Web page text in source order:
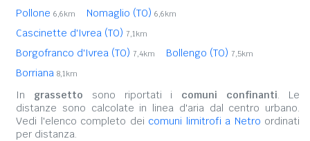
Pollone 6,6km Nomaglio (TO) 6,6km
Cascinette d'Ivrea (TO) 7,1km
Borgofranco d'Ivrea (TO) 7,4km Bollengo (TO) 7,5km
Borriana 8,1km
In grassetto sono riportati i comuni confinanti. Le
distanze sono calcolate in linea d'aria dal centro urbano.
Vedi l'elenco completo dei comuni limitrofi a Netro ordinati
per distanza.